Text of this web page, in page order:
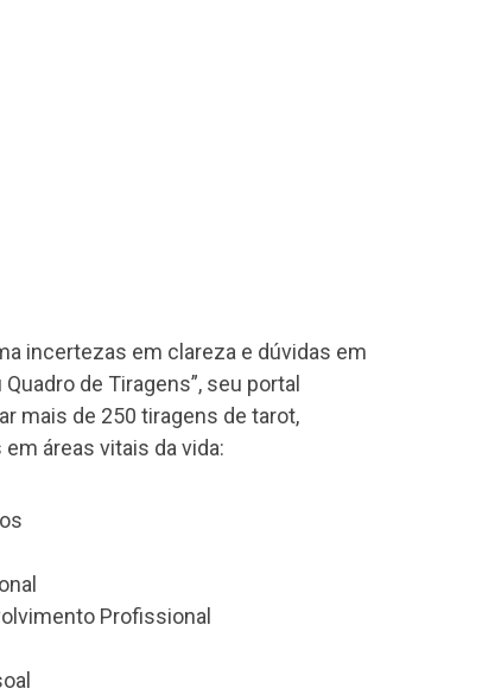
incertezas em clareza e dúvidas em
de Tiragens”, seu portal
mais de 250 tiragens de tarot,
áreas vitais da vida:
Profissional